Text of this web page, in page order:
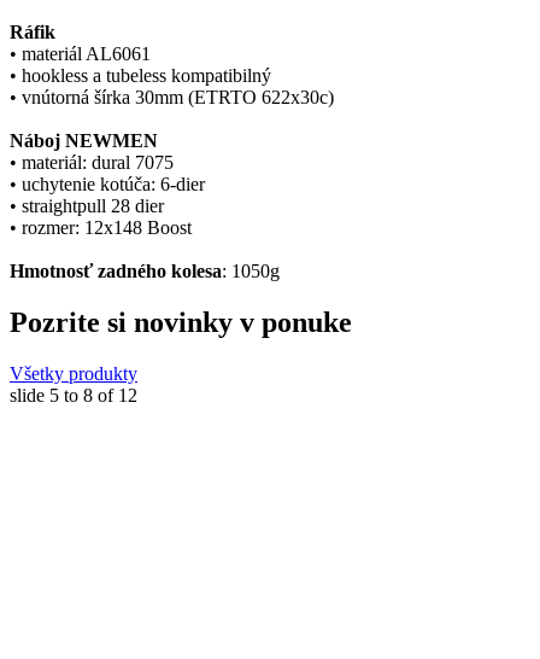
Ráfik
• materiál AL6061
• hookless a tubeless kompatibilný
• vnútorná šírka 30mm (ETRTO 622x30c)
Náboj NEWMEN
• materiál: dural 7075
• uchytenie kotúča: 6-dier
• straightpull 28 dier
• rozmer: 12x148 Boost
Hmotnosť zadného kolesa: 1050g
Pozrite si novinky v ponuke
Všetky produkty
slide 5 to 8 of 12